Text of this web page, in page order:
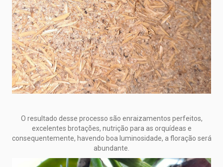
O resultado desse processo são enraizamentos perfeitos,
excelentes brotações, nutrição para as orquídeas e
consequentemente, havendo boa luminosidade, a floração será
abundante.